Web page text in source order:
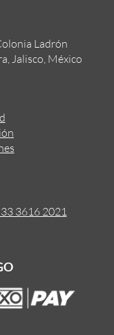
Ladrón
Jalisco, México
3616 2021